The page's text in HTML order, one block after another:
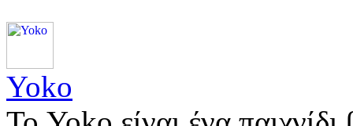
Yoko